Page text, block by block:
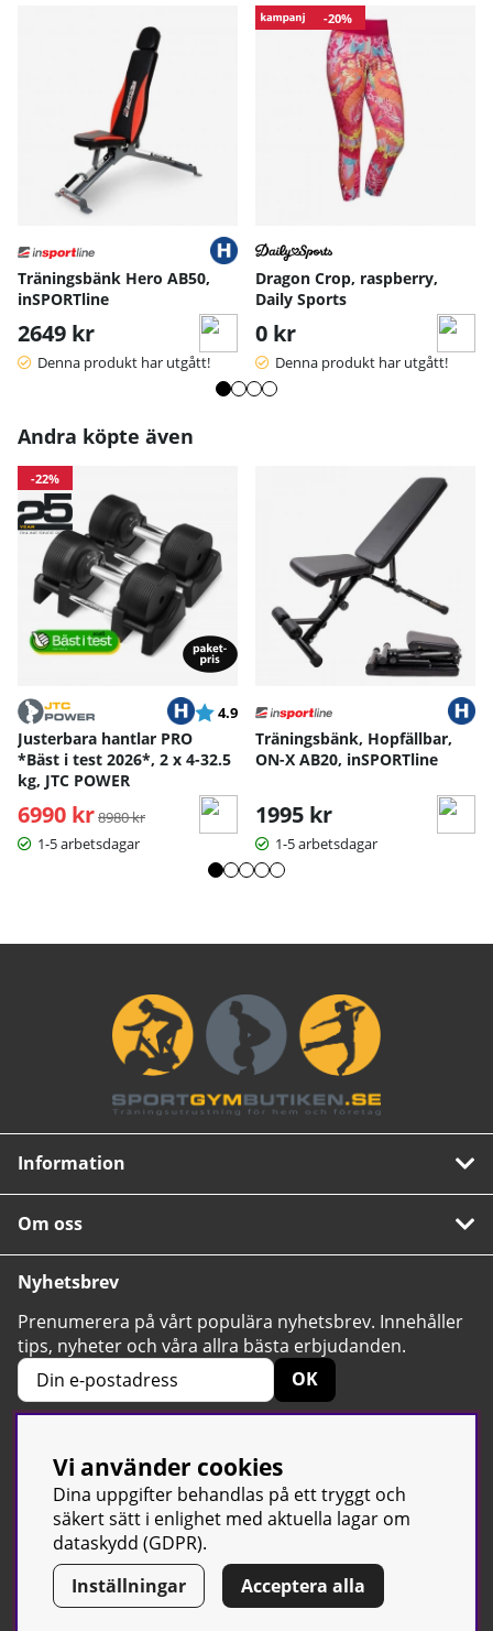
S M L
Handskens bredd längst ned
Handskens längd - dam
14.2
Handskens bred - dam
9.5
Mått angivna i cm.
Träningsbänk Hero AB50,
inSPORTline
2649 kr
Denna produkt har utgått!
-20%
Dragon Crop, raspberry,
Daily Sports
0 kr
Denna produkt har utgått!
Andra köpte även
-22%
Betyg:
4.9 utav 5 stjärnor
Justerbara hantlar PRO
*Bäst i test 2026*, 2 x 4-32.5
kg, JTC POWER
6990 kr Ordinarie pris:
8980 kr
1-5 arbetsdagar
Träningsbänk, Hopfällbar,
ON-X AB20, inSPORTline
1995 kr
1-5 arbetsdagar
Information
Om oss
Nyhetsbrev
Prenumerera på vårt populära nyhetsbrev. Innehåller
tips, nyheter och våra allra bästa erbjudanden.
OK
4.6 Baserat på 2424 betyg
© Sport & Gym Butiken JTC AB | Kontakta oss| All rights reserved
| Org.nr: 556668-7058 | Tel: 0500-42 87 00
Vi använder cookies
Dina uppgifter behandlas på ett tryggt och
säkert sätt i enlighet med aktuella lagar om
dataskydd (GDPR).
Inställningar
Acceptera alla